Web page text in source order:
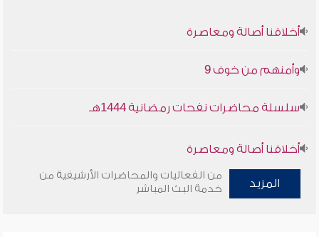
أخلاقنا أصالة ومعاصرة
وأمنهم من خوف 9
سلسلة محاضرات نفحات رمضانية 1444هـ
أخلاقنا أصالة ومعاصرة
وأمنهم من خوف 9
المزيد
من الفعاليات والمحاضرات الأرشيفية من
خدمة البث المباشر